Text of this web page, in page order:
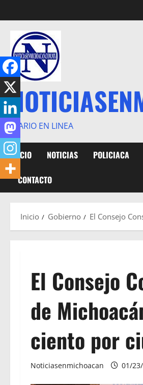
al
contenido
DIARIO EN LINEA
INICIO NOTICIAS POLICIACA
CONTACTO
Inicio Gobierno El Consejo
El Consejo
de
ciento por
Noticiasenmichoacan 01/